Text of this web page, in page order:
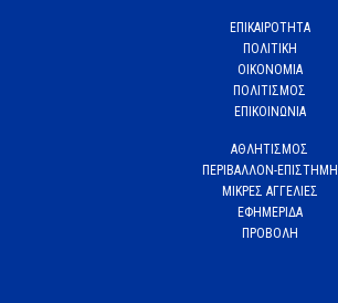
ΕΠΙΚΑΙΡΟΤΗΤΑ
ΠΟΛΙΤΙΚΗ
ΟΙΚΟΝΟΜΙΑ
ΠΟΛΙΤΙΣΜΟΣ
ΕΠΙΚΟΙΝΩΝΙΑ
ΑΘΛΗΤΙΣΜΟΣ
ΠΕΡΙΒΑΛΛΟΝ-ΕΠΙΣΤΗΜΗ
ΜΙΚΡΕΣ ΑΓΓΕΛΙΕΣ
ΕΦΗΜΕΡΙΔΑ
ΠΡΟΒΟΛΗ